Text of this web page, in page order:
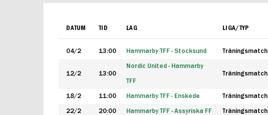
DATUM TID LAG LIGA/TYP
04/2 13:00 Hammarby TFF - Stocksund Träningsmatch
12/2 13:00
Nordic United - Hammarby
TFF
Träningsmatch
18/2 11:00 Hammarby TFF - Enskede Träningsmatch
22/2 20:00 Hammarby TFF - Assyriska FF Träningsmatch